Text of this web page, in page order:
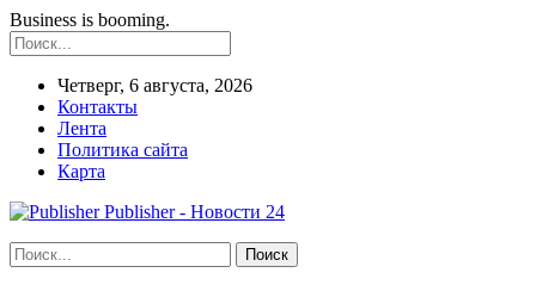
Business is booming.
Четверг, 6 августа, 2026
Контакты
Лента
Политика сайта
Карта
Publisher - Новости 24